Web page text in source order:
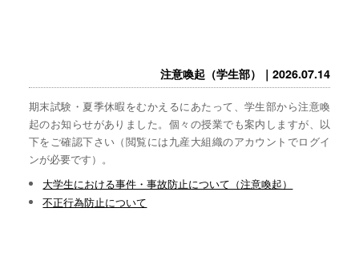
注意喚起（学生部）｜2026.07.14
期末試験・夏季休暇をむかえるにあたって、学生部から注意喚
起のお知らせがありました。個々の授業でも案内しますが、以
下をご確認下さい（閲覧には九産大組織のアカウントでログイ
ンが必要です）。
大学生における事件・事故防止について（注意喚起）
不正行為防止について